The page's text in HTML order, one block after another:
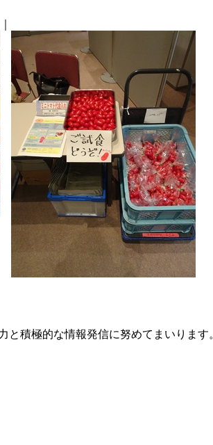
｜
積極的な情報発信に努めてまいります。